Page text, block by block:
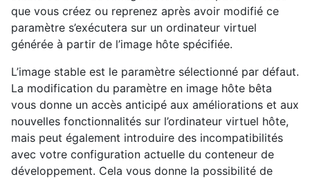
que vous créez ou reprenez après avoir modifié ce
paramètre s’exécutera sur un ordinateur virtuel
générée à partir de l’image hôte spécifiée.
L’image stable est le paramètre sélectionné par défaut.
La modification du paramètre en image hôte bêta
vous donne un accès anticipé aux améliorations et aux
nouvelles fonctionnalités sur l’ordinateur virtuel hôte,
mais peut également introduire des incompatibilités
avec votre configuration actuelle du conteneur de
développement. Cela vous donne la possibilité de